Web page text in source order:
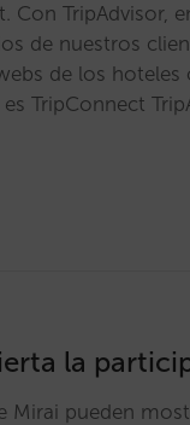
Con TripAdvisor,
de nuestros
de los hoteles
TripConnect
la
Mirai pueden